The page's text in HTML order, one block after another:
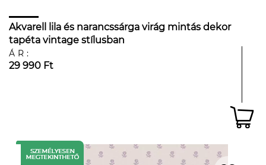
Akvarell lila és narancssárga virág mintás dekor
tapéta vintage stílusban
ÁR:
29 990 Ft